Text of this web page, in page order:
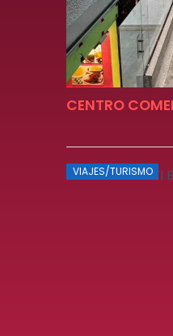
CENTRO
VIAJES/TURISMO